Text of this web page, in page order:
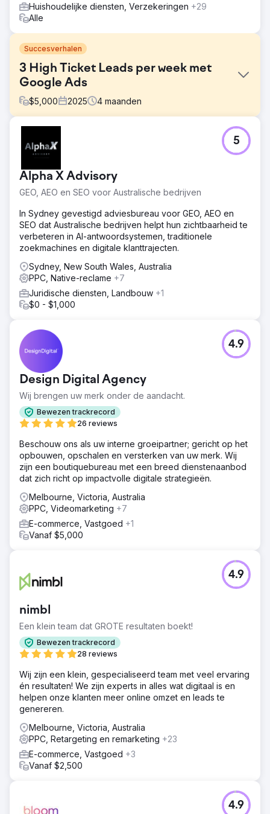
Huishoudelijke diensten, Verzekeringen +29
Alle
Succesverhalen
3 High Ticket Leads per week met
Google Ads
$5,000 2025 4 maanden
"Digitale marketing werkt gewoon niet in deze branche."
Dat was wat deze klant bij elk evenement te horen kreeg,
Een beter begrip van wat een nichemarkt is, stelde ons
niet alleen in staat om effectievere copy- en
zoekwoordstrategieën te ontwikkelen, maar ook om een
alternatieve budgetstrategie te proberen die ons
marktleider maakte.
Oplossing
We hebben de volledige digitale suite voor deze klant
verzorgd, maar het was hoogseizoen toen we ze aan
boord haalden en nu leads wilden genereren. We
gooiden het hele draaiboek van hun vorige bureaus
overboord en gingen meteen aan de slag met een
dodelijk effectieve landingspagina, waar je geen nee
vanaf het moment dat we de advertenties live zetten,
kregen we elke dag een lead.
Resultaat
"We moeten de advertenties even pauzeren, we hebben
te veel leads om te bedienen." Het beste slechte nieuws
dat we als bureau konden verwachten. We zijn in deze
periode nog steeds bezig met het opbouwen van hun
SEO, zodat we hun dagelijkse uitgaven kunnen verlagen
Naar bureaupagina
Alpha X Advisory
GEO, AEO en SEO voor Australische bedrijven
5
In Sydney gevestigd adviesbureau voor GEO, AEO en
SEO dat Australische bedrijven helpt hun zichtbaarheid te
verbeteren in AI-antwoordsystemen, traditionele
zoekmachines en digitale klanttrajecten.
Sydney, New South Wales, Australia
PPC, Native-reclame +7
Juridische diensten, Landbouw +1
$0 - $1,000
Design Digital Agency
Wij brengen uw merk onder de aandacht.
Bewezen trackrecord
26 reviews
4.9
Beschouw ons als uw interne groeipartner; gericht op het
opbouwen, opschalen en versterken van uw merk. Wij
zijn een boutiquebureau met een breed dienstenaanbod
dat zich richt op impactvolle digitale strategieën.
Melbourne, Victoria, Australia
PPC, Videomarketing +7
E-commerce, Vastgoed +1
Vanaf $5,000
nimbl
Een klein team dat GROTE resultaten boekt!
Bewezen trackrecord
28 reviews
4.9
Wij zijn een klein, gespecialiseerd team met veel ervaring
én resultaten! We zijn experts in alles wat digitaal is en
helpen onze klanten meer online omzet en leads te
genereren.
Melbourne, Victoria, Australia
PPC, Retargeting en remarketing +23
E-commerce, Vastgoed +3
Vanaf $2,500
4.9